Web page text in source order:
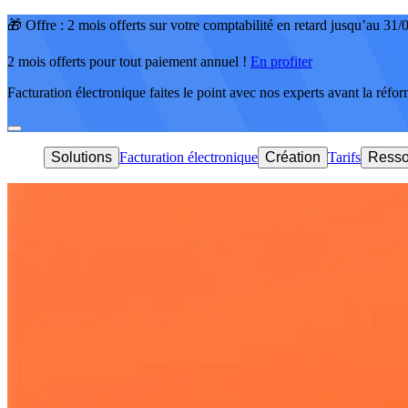
🎁 Offre : 2 mois offerts sur votre comptabilité en retard jusqu’au 31/
2 mois offerts pour tout paiement annuel ! En profiter
Facturation électronique faites le point avec nos experts avant la
Solutions Facturation électronique Création Tarifs